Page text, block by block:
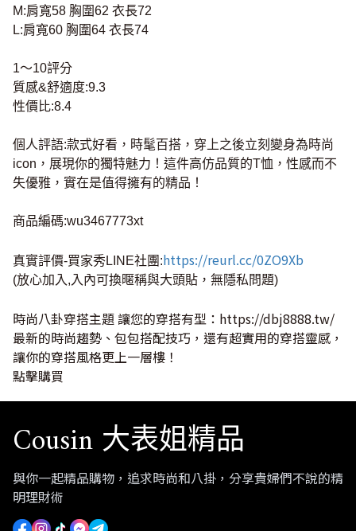
M:肩寬58 胸圍62 衣長72
L:肩寬60 胸圍64 衣長74
1～10評分
質感&舒適度:9.3
性價比:8.4
個人評語:款式好看，時髦百搭，穿上之後立刻變身為時尚
icon，展現你的獨特魅力！這件高仿品質的T恤，性感而不
失優雅，實在是值得擁有的精品！
商品編碼:wu3467773xt
真實評價-買家秀LINE社團:https://reurl.cc/0ZO9Xb
(放心加入,入內可換暱稱與大頭貼，無隱私問題)
時尚八卦穿搭主題 讓您的穿搭有型： https://dbj8888.tw/
最新的時尚趨勢、包包搭配技巧，還有超實用的穿搭靈感，
讓你的穿搭風格更上一層樓！
點擊購買
Cousin 大表姐精品
與你一起精品購物，追求時尚和八掛，分享貴婦們不說的精
明理財術